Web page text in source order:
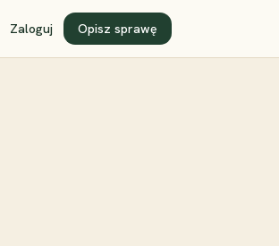
Zaloguj Opisz sprawę